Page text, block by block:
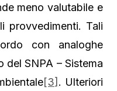
meno valutabile e
provvedimenti. Tali
con analoghe
del SNPA – Sistema
[3] . Ulteriori